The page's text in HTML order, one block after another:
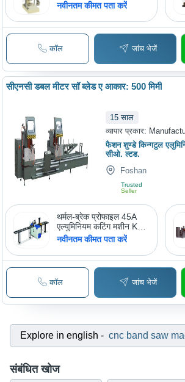
नवीनतम कीमत पता करें
कॉल जांच भेजें
सीएनसी डबल मीटर सॉ ब्लेड ए आकार: 500 मिमी
15 साल
व्यापार प्रकार:
फैशन शुण्डे किन्गटुल
सीओ. ल्टड.
Foshan
Trusted
Seller
थर्मल-ब्रेक प्रोफाइल 45A
एल्युमिनियम कटिंग मशीन KT-
363D
नवीनतम कीमत पता करें
कॉल जांच भेजें
Explore in english - cnc band saw
संबंधित खोज